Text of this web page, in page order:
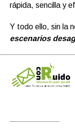
rápida, sencilla y
Y todo ello, sin la
escenarios